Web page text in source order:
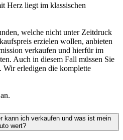
Herz liegt im klassischen
welche nicht unter Zeitdruck
erzielen wollen, anbieten
verkaufen und hierfür im
Auch in diesem Fall müssen Sie
Wir erledigen die komplette
kann ich verkaufen und was ist mein
wert?